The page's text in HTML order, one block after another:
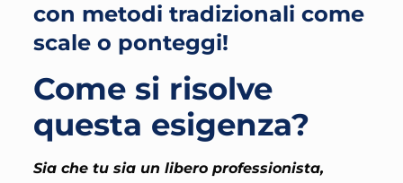
con metodi tradizionali come
scale o ponteggi!
Come si risolve
questa esigenza?
Sia che tu sia un libero professionista,